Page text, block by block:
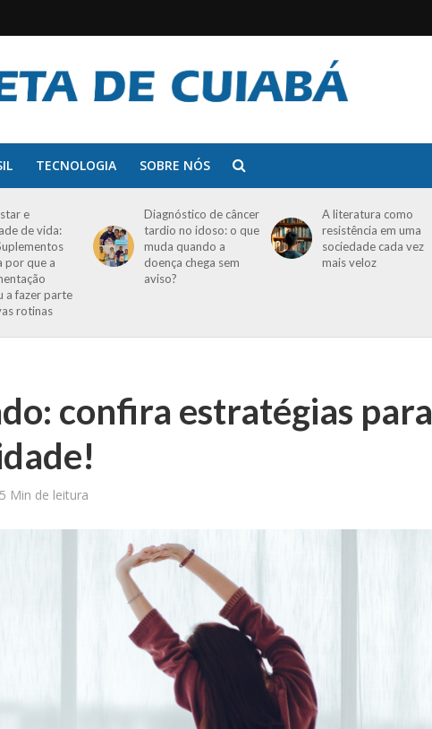
TECNOLOGIA SOBRE NÓS
e
de vida:
por que a
a fazer parte
rotinas
Diagnóstico de câncer
tardio no idoso: o que
muda quando a
doença chega sem
aviso?
A literatura como
resistência em uma
sociedade cada vez
mais veloz
confira estratégias para
5 Min de leitura